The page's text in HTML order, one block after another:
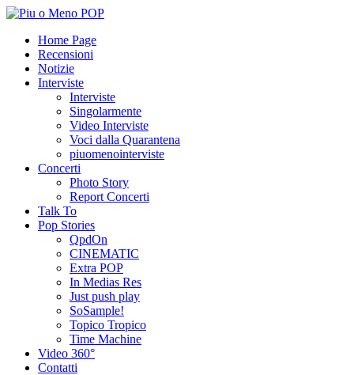
Home Page
Recensioni
Notizie
Interviste
Interviste
Singolarmente
Video Interviste
Voci dalla Quarantena
piuomenointerviste
Concerti
Photo Story
Report Concerti
Talk To
Pop Stories
QpdOn
CINEMATIC
Extra POP
In Medias Res
Just push play
SoSample!
Topico Tropico
Time Machine
Video 360°
Contatti